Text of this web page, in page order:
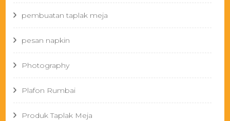
pembuatan taplak meja
pesan napkin
Photography
Plafon Rumbai
Produk Taplak Meja